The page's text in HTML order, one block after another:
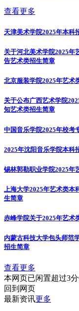
查看更多
天津美术学院2025年本科
关于河北美术学院2025年
告艺术类招生简章
北京服装学院2025年艺术
关于公布广西艺术学院
知艺术类招生简章
中国音乐学院2025年校考
2025年沈阳音乐学院本科
锡林郭勒职业学院2025年
上海大学2025年艺术类本
生简章
赤峰学院关于2025年艺术
内蒙古科技大学包头师范
招生简章
查看更多
本网页已闲置超过3
回到网页
最新资讯更多